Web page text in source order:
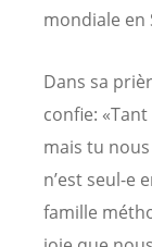
mondiale en
Dans sa
confie:
mais tu
n’est seul-e
famille